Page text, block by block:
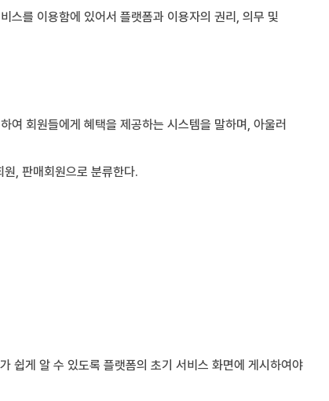
Q&A
스를 이용함에 있어서 플랫폼과 이용자의 권리, 의무 및
여 회원들에게 혜택을 제공하는 시스템을 말하며, 아울러
, 판매회원으로 분류한다.
쉽게 알 수 있도록 플랫폼의 초기 서비스 화면에 게시하여야